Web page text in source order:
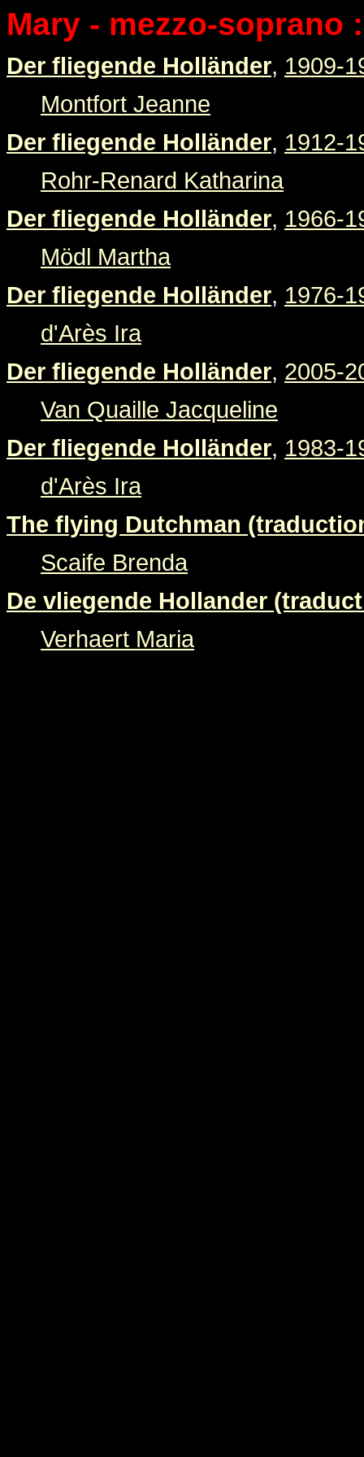
Mary - mezzo-soprano
Der fliegende Holländer, 1909-
Montfort Jeanne
Der fliegende Holländer, 1912-
Rohr-Renard Katharina
Der fliegende Holländer, 1966-
Mödl Martha
Der fliegende Holländer, 1976-
d'Arès Ira
Der fliegende Holländer, 2005-
Van Quaille Jacqueline
Der fliegende Holländer, 1983-
d'Arès Ira
The flying Dutchman
Scaife Brenda
De vliegende Hollander
Verhaert Maria